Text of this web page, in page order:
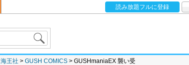
読み放題フルに登録
海王社 GUSH COMICS GUSHmaniaEX 襲い受